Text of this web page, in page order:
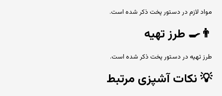
مواد لازم در دستور پخت ذکر شده است.
👨‍🍳 طرز تهیه
طرز تهیه در دستور پخت ذکر شده است.
💡نکات آشپزی مرتبط